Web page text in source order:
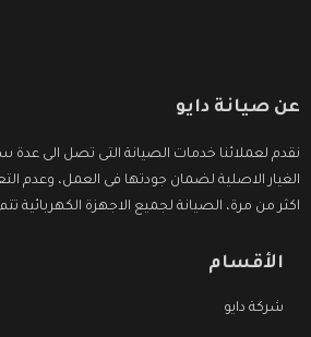
عن صيانة دايو
نقدم لعملائنا خدمات الصيانة التى تصل الى
الغيار الاصلية لضمان جودتها فى العمل، وعدم
اكثر من مرة، الصيانة لجميع الاجهزة الكهربائية
الأقسام
شركة دايو